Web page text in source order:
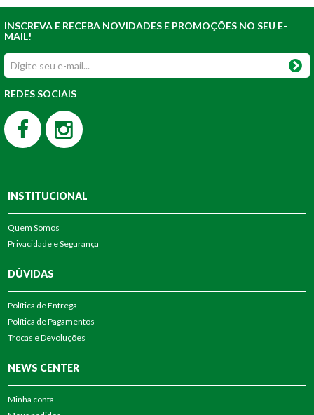
INSCREVA E RECEBA NOVIDADES E PROMOÇÕES NO SEU E-
MAIL!
REDES SOCIAIS
INSTITUCIONAL
Quem Somos
Privacidade e Segurança
DÚVIDAS
Política de Entrega
Política de Pagamentos
Trocas e Devoluções
NEWS CENTER
Minha conta